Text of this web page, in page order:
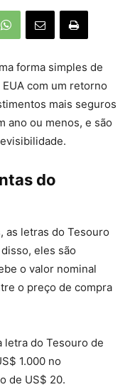
forma simples de
com um retorno
mais seguros
ano ou menos, e são
do
as letras do Tesouro
eles são
o valor nominal
o preço de compra
letra do Tesouro de
1.000 no
de US$ 20.